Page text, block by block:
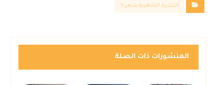
النشرة الشهرية شهر ١١
المنشورات ذات الصلة